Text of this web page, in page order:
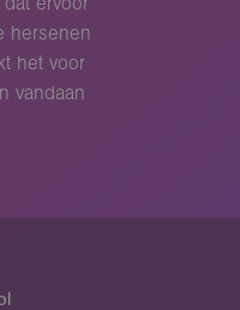
hersenen
het voor
vandaan